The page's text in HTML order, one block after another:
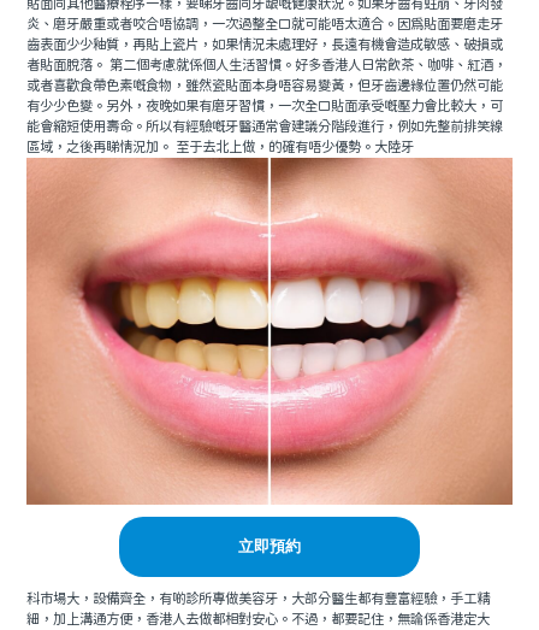
貼面同其他醫療程序一樣，要睇牙齒同牙龈嘅健康狀況。如果牙齒有蛀崩、牙肉發
炎、磨牙嚴重或者咬合唔協調，一次過整全口就可能唔太適合。因爲貼面要磨走牙
齒表面少少釉質，再貼上瓷片，如果情況未處理好，長遠有機會造成敏感、破損或
者貼面脫落。 第二個考慮就係個人生活習慣。好多香港人日常飲茶、咖啡、紅酒，
或者喜歡食帶色素嘅食物，雖然瓷貼面本身唔容易變黃，但牙齒邊緣位置仍然可能
有少少色變。另外，夜晚如果有磨牙習慣，一次全口貼面承受嘅壓力會比較大，可
能會縮短使用壽命。所以有經驗嘅牙醫通常會建議分階段進行，例如先整前排笑線
區域，之後再睇情況加。 至于去北上做，的確有唔少優勢。大陸牙
立即預約
科市場大，設備齊全，有啲診所專做美容牙，大部分醫生都有豐富經驗，手工精
細，加上溝通方便，香港人去做都相對安心。不過，都要記住，無論係香港定大